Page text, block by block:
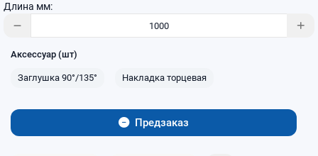
Длина мм:
Аксессуар (шт)
Заглушка 90°/135° Накладка торцевая
Предзаказ